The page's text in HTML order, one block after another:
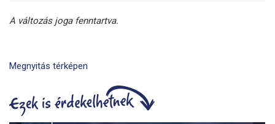
A változás joga fenntartva.
Megnyitás térképen